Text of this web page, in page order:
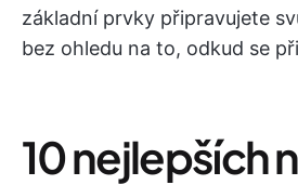
základní prvky připravujete
bez ohledu na to, odkud se
10 nejlepších